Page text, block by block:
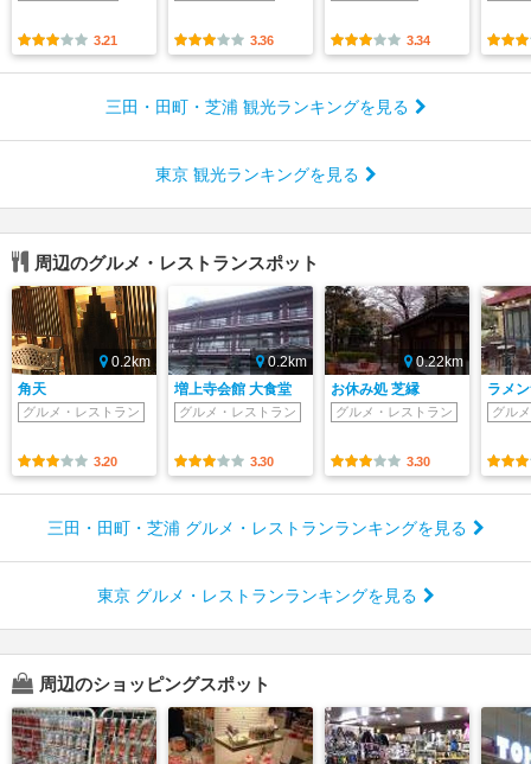
3.21 3.36 3.34
三田・田町・芝浦 観光ランキングを見る
東京 観光ランキングを見る
周辺のグルメ・レストランスポット
0.2km
角天
グルメ・レストラン
3.20
0.2km
増上寺会館 大食堂
グルメ・レストラン
3.30
0.22km
お休み処 芝縁
グルメ・レストラン
3.30
ラメ
グル
三田・田町・芝浦 グルメ・レストランランキングを見る
東京 グルメ・レストランランキングを見る
周辺のショッピングスポット